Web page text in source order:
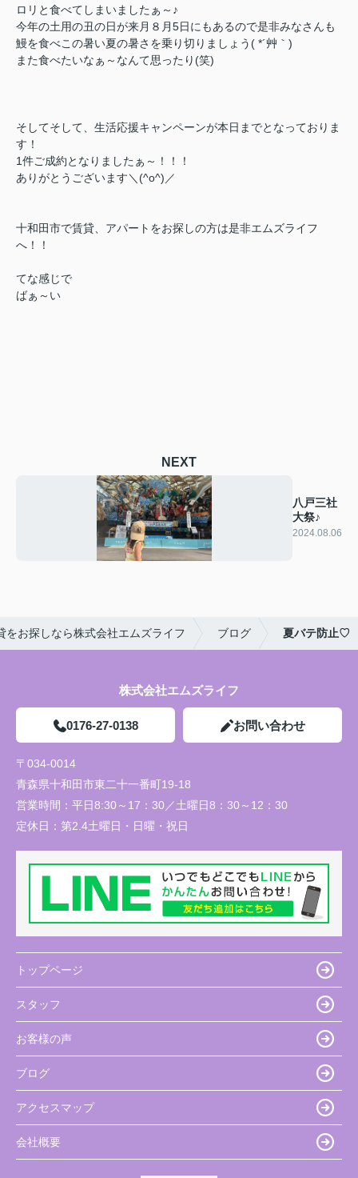
ロリと食べてしまいましたぁ～♪
今年の土用の丑の日が来月８月5日にもあるので是非みなさんも
鰻を食べこの暑い夏の暑さを乗り切りましょう( *´艸｀)
また食べたいなぁ～なんて思ったり(笑)
そしてそして、生活応援キャンペーンが本日までとなっておりま
す！
1件ご成約となりましたぁ～！！！
ありがとうございます＼(^o^)／
十和田市で賃貸、アパートをお探しの方は是非エムズライフ
へ！！
てな感じで
ばぁ～い
NEXT
八戸三社
大祭♪
2024.08.06
をお探しなら株式会社エムズライフ ブログ 夏バテ防止♡
株式会社エムズライフ
0176-27-0138 お問い合わせ
〒034-0014
青森県十和田市東二十一番町19-18
営業時間： 平日8:30～17：30／土曜日8：30～12：30
定休日： 第2.4土曜日・日曜・祝日
トップページ
スタッフ
お客様の声
ブログ
アクセスマップ
会社概要